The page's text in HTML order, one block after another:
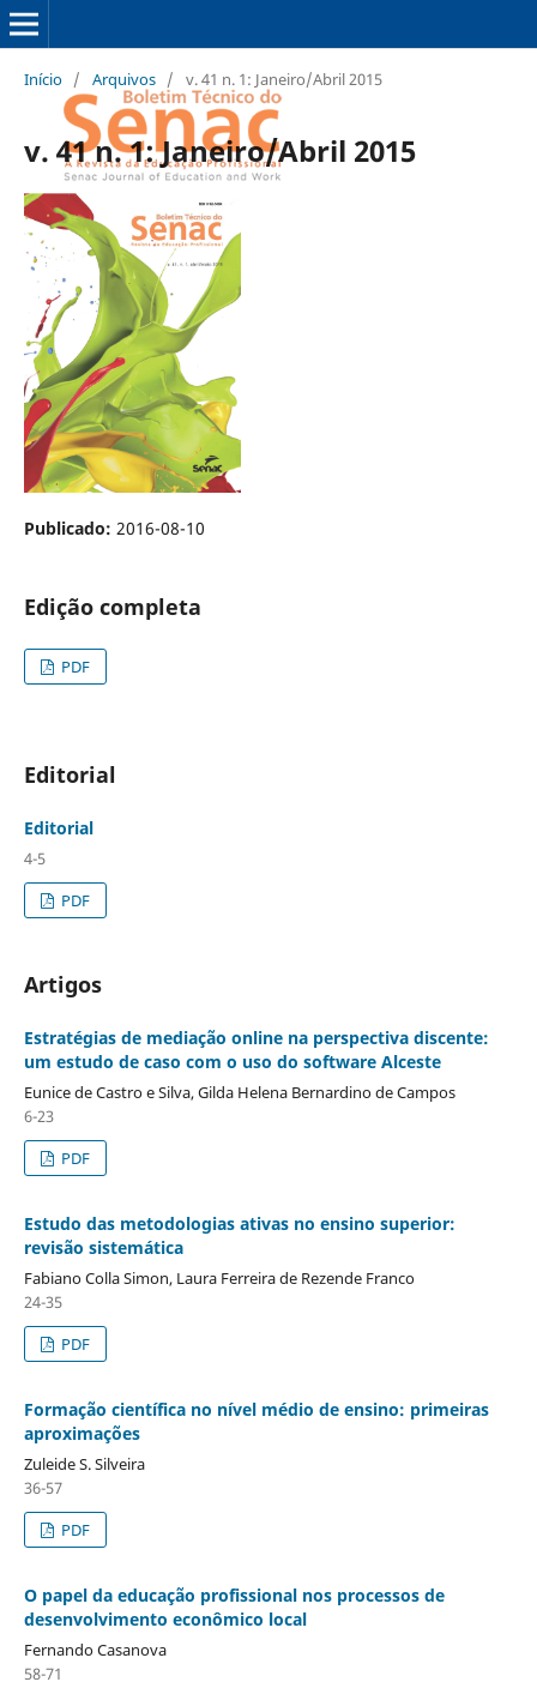
Início / Arquivos / v. 41 n. 1: Janeiro/Abril 2015
v. 41 n. 1: Janeiro/Abril 2015
Publicado: 2016-08-10
Edição completa
PDF
Editorial
Editorial
4-5
PDF
Artigos
Estratégias de mediação online na perspectiva discente:
um estudo de caso com o uso do software Alceste
Eunice de Castro e Silva, Gilda Helena Bernardino de Campos
6-23
PDF
Estudo das metodologias ativas no ensino superior:
revisão sistemática
Fabiano Colla Simon, Laura Ferreira de Rezende Franco
24-35
PDF
Formação científica no nível médio de ensino: primeiras
aproximações
Zuleide S. Silveira
36-57
PDF
O papel da educação profissional nos processos de
desenvolvimento econômico local
Fernando Casanova
58-71